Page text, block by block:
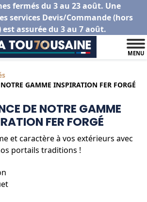
fermés du 3 au 23 août. Une
services Devis/Commande (hors
assurée du 3 au 7 août.
MENU
NOTRE GAMME INSPIRATION FER FORGÉ
DE NOTRE GAMME
FER FORGÉ
et caractère à vos extérieurs avec
portails traditions !